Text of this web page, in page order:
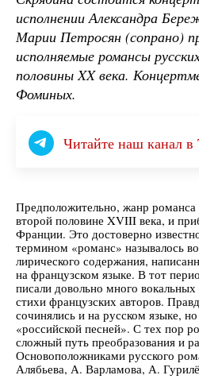
исполнении Александра
Марии Петросян (сопрано)
исполняемые романсы
половины XX века.
Фоминых.
Читайте наш канал в
Предположительно, жанр романса
второй половине XVIII века, и
Франции. Это достоверно
термином «романс» называлось
лирического содержания,
на французском языке. В тот
писали довольно много
стихи французских авторов.
сочинялись и на русском языке,
«российской песней». С тех пор
сложный путь преобразования и
Основоположниками русского
Алябьева, А. Варламова, А.